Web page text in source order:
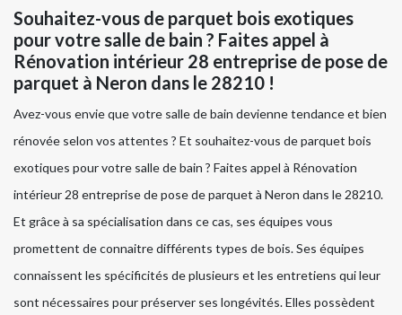
Souhaitez-vous de parquet bois exotiques
pour votre salle de bain ? Faites appel à
Rénovation intérieur 28 entreprise de pose de
parquet à Neron dans le 28210 !
Avez-vous envie que votre salle de bain devienne tendance et bien
rénovée selon vos attentes ? Et souhaitez-vous de parquet bois
exotiques pour votre salle de bain ? Faites appel à Rénovation
intérieur 28 entreprise de pose de parquet à Neron dans le 28210.
Et grâce à sa spécialisation dans ce cas, ses équipes vous
promettent de connaitre différents types de bois. Ses équipes
connaissent les spécificités de plusieurs et les entretiens qui leur
sont nécessaires pour préserver ses longévités. Elles possèdent